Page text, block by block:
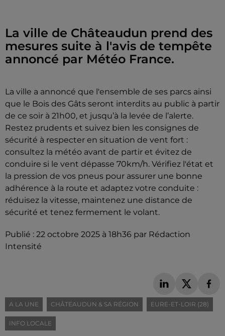
La ville de Châteaudun prend des
mesures suite à l'avis de tempête
annoncé par Météo France.
La ville a annoncé que l'ensemble de ses parcs ainsi
que le Bois des Gâts seront interdits au public à partir
de ce soir à 21h00, et jusqu’à la levée de l’alerte.
Restez prudents et suivez bien les consignes de
sécurité à respecter en situation de vent fort :
consultez la météo avant de partir et évitez de
conduire si le vent dépasse 70km/h. Vérifiez l'état et
la pression de vos pneus pour assurer une bonne
adhérence à la route et adaptez votre conduite :
réduisez la vitesse, maintenez une distance de
sécurité et tenez fermement le volant.
Publié : 22 octobre 2025 à 18h36 par Rédaction
Intensité
A LA UNE CHÂTEAUDUN & SA RÉGION EURE-ET-LOIR (28)
INFO LOCALE